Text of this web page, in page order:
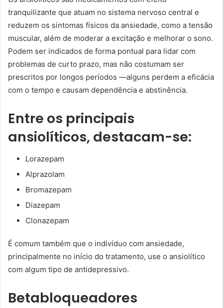
tranquilizante que atuam no sistema nervoso central e
reduzem os sintomas físicos da ansiedade, como a tensão
muscular, além de moderar a excitação e melhorar o sono.
Podem ser indicados de forma pontual para lidar com
problemas de curto prazo, mas não costumam ser
prescritos por longos períodos —alguns perdem a eficácia
com o tempo e causam dependência e abstinência.
Entre os principais
ansiolíticos, destacam-se:
Lorazepam
Alprazolam
Bromazepam
Diazepam
Clonazepam
É comum também que o indivíduo com ansiedade,
principalmente no início do tratamento, use o ansiolítico
com algum tipo de antidepressivo.
Betabloqueadores